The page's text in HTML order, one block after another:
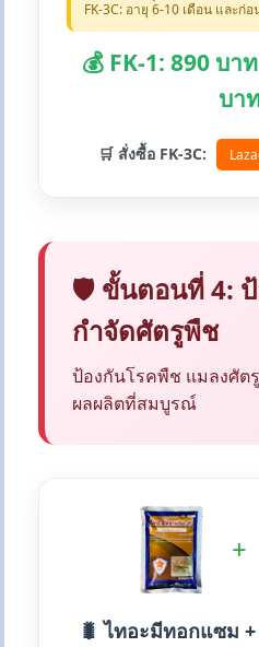
FK-3C: อายุ 6-10 เดือน และก่
💰 FK-1: 890 บา
บา
🛒 สั่งซื้อ FK-3C:
🛡️ ขั้นตอนที่ 4:
กำจัดศัตรูพืช
ป้องกันโรคพืช แมลงศัต
ผลผลิตที่สมบูรณ์
+
🐛 ไทอะมีทอกแซม